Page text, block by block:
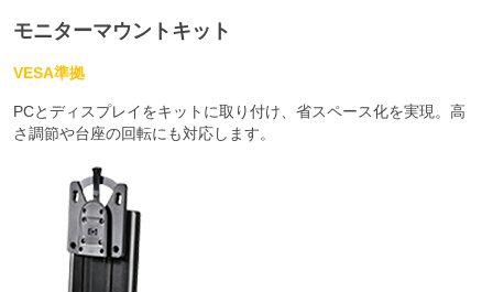
モニターマウントキット
VESA準拠
PCとディスプレイをキットに取り付け、省スペース化を実現。高
さ調節や台座の回転にも対応します。